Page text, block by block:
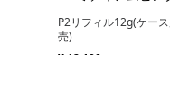
P2リフィル12g(ケー
売)
¥ 12,100